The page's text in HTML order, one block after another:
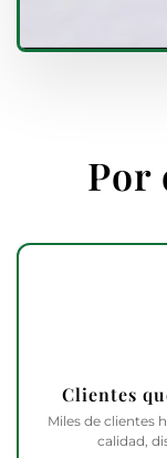
Por
Clientes
Miles de clientes
calidad,